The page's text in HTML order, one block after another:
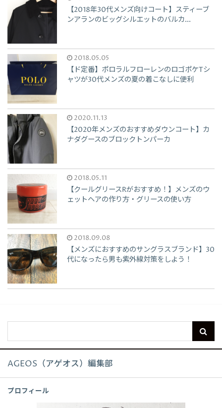
【2018年30代メンズ向けコート】スティーブ
ンアランのビッグシルエットのバルカ...
2018.05.05
【ド定番】ポロラルフローレンのロゴポケTシ
ャツが30代メンズの夏の着こなしに便利
2020.11.13
【2020年メンズのおすすめダウンコート】カ
ナダグースのブロックトンパーカ
2018.05.11
【クールグリースRがおすすめ！】メンズのウ
ェットヘアの作り方・グリースの使い方
2018.09.08
【メンズにおすすめのサングラスブランド】30
代になったら男も紫外線対策をしよう！
AGEOS（アゲオス）編集部
プロフィール